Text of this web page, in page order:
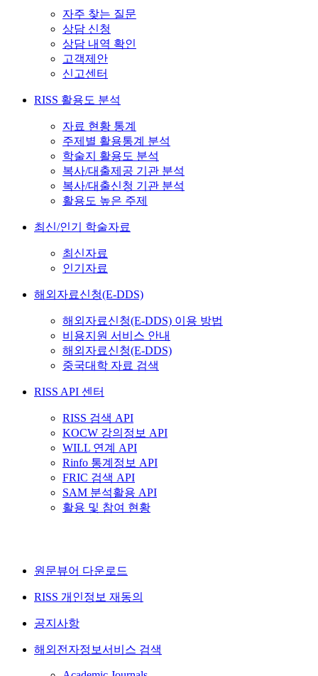
자주 찾는 질문
상담 신청
상담 내역 확인
고객제안
신고센터
RISS 활용도 분석
자료 현황 통계
주제별 활용통계 분석
학술지 활용도 분석
복사/대출제공 기관 분석
복사/대출신청 기관 분석
활용도 높은 주제
최신/인기 학술자료
최신자료
인기자료
해외자료신청(E-DDS)
해외자료신청(E-DDS) 이용 방법
비용지원 서비스 안내
해외자료신청(E-DDS)
중국대학 자료 검색
RISS API 센터
RISS 검색 API
KOCW 강의정보 API
WILL 연계 API
Rinfo 통계정보 API
FRIC 검색 API
SAM 분석활용 API
활용 및 참여 현황
원문뷰어 다운로드
RISS 개인정보 재동의
공지사항
해외전자정보서비스 검색